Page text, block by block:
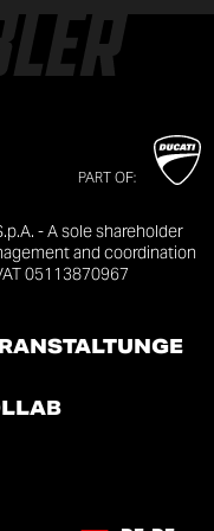
PART OF:
- A sole shareholder
and coordination
05113870967